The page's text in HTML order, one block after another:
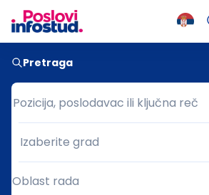
Pretraga
Pozicija, poslodavac ili ključna reč
Pozicija, poslodavac ili ključna reč
Grad
Izaberite grad
Oblast rada